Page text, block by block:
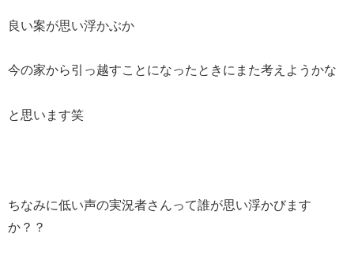
良い案が思い浮かぶか
今の家から引っ越すことになったときにまた考えようかな
と思います笑
ちなみに低い声の実況者さんって誰が思い浮かびます
か？？